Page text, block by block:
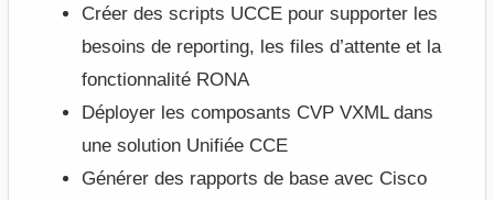
Créer des scripts UCCE pour supporter les
besoins de reporting, les files d’attente et la
fonctionnalité RONA
Déployer les composants CVP VXML dans
une solution Unifiée CCE
Générer des rapports de base avec Cisco